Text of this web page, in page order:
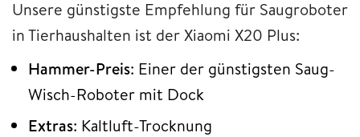
Unsere günstigste Empfehlung für Saugroboter
in Tierhaushalten ist der Xiaomi X20 Plus:
Hammer-Preis: Einer der günstigsten Saug-
Wisch-Roboter mit Dock
Extras: Kaltluft-Trocknung